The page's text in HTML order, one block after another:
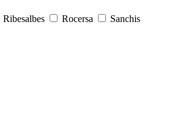
Ribesalbes Rocersa
Sanchis